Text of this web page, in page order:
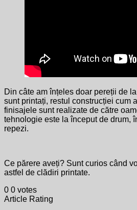
Din câte am înțeles doar pereții de
sunt printați, restul construcției cum
finisajele sunt realizate de către
tehnologie este la început de drum,
repezi.
Ce părere aveți? Sunt curios când
astfel de clădiri printate.
0 0 votes
Article Rating